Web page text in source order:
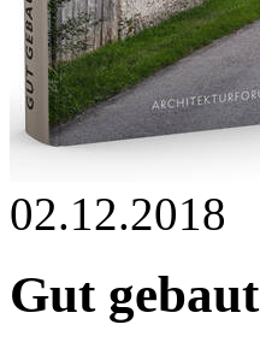
02.12.2018
Gut gebaut